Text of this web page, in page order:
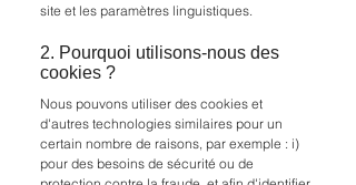
site et les paramètres linguistiques.
2. Pourquoi utilisons-nous des
cookies ?
Nous pouvons utiliser des cookies et
d'autres technologies similaires pour un
certain nombre de raisons, par exemple : i)
pour des besoins de sécurité ou de